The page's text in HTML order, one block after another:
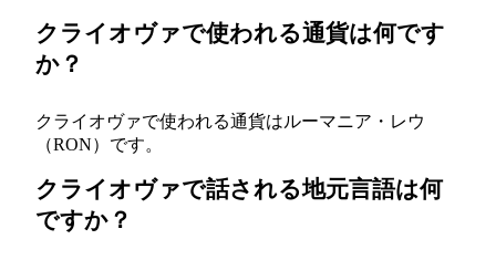
クライオヴァで使われる通貨は何です
か？
クライオヴァで使われる通貨はルーマニア・レウ
（RON）です。
クライオヴァで話される地元言語は何
ですか？